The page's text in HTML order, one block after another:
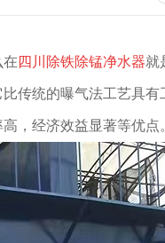
在 四川除铁除锰净水器就
传统的曝气法工艺具有
，经济效益显著等优点